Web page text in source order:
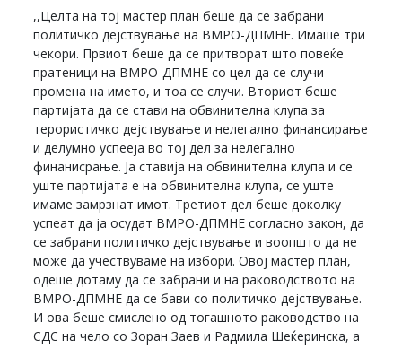
,,Целта на тој мастер план беше да се забрани
политичко дејствување на ВМРО-ДПМНЕ. Имаше три
чекори. Првиот беше да се притворат што повеќе
пратеници на ВМРО-ДПМНЕ со цел да се случи
промена на името, и тоа се случи. Вториот беше
партијата да се стави на обвинителна клупа за
терористичко дејствување и нелегално финансирање
и делумно успееја во тој дел за нелегално
финанисрање. Ја ставија на обвинителна клупа и се
уште партијата е на обвинителна клупа, се уште
имаме замрзнат имот. Третиот дел беше доколку
успеат да ја осудат ВМРО-ДПМНЕ согласно закон, да
се забрани политичко дејствување и воопшто да не
може да учествуваме на избори. Овој мастер план,
одеше дотаму да се забрани и на раководството на
ВМРО-ДПМНЕ да се бави со политичко дејствување.
И ова беше смислено од тогашното раководство на
СДС на чело со Зоран Заев и Радмила Шеќеринска, а